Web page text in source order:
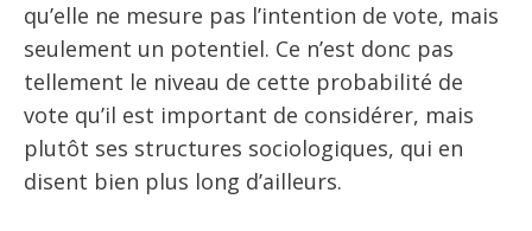
qu’elle ne mesure pas l’intention de vote, mais
seulement un potentiel. Ce n’est donc pas
tellement le niveau de cette probabilité de
vote qu’il est important de considérer, mais
plutôt ses structures sociologiques, qui en
disent bien plus long d’ailleurs.